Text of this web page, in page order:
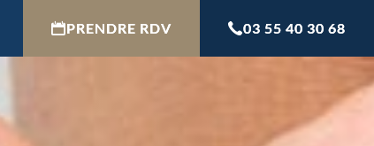
PRENDRE RDV 03 55 40 30 68